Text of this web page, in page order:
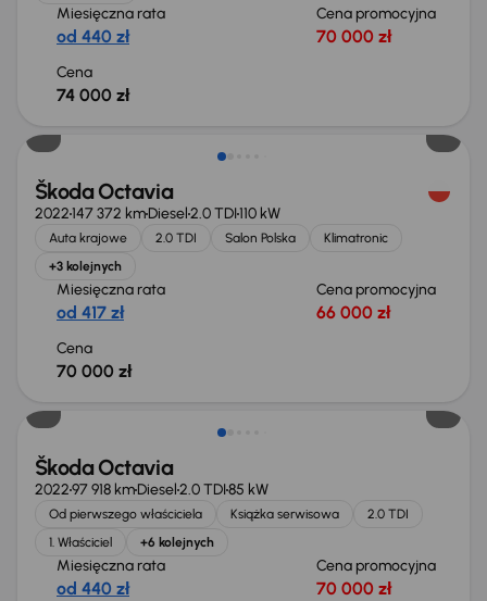
Miesięczna rata
od 440 zł
Cena promocyjna
70 000 zł
Cena
74 000 zł
Škoda Octavia
2022147 372 kmDiesel2.0 TDI110 kW
Auta krajowe 2.0 TDI Salon Polska
Klimatronic
+3 kolejnych
Miesięczna rata
od 417 zł
Cena promocyjna
66 000 zł
Cena
70 000 zł
Škoda Octavia
202297 918 kmDiesel2.0 TDI85 kW
Od pierwszego właściciela Książka serwisowa
2.0 TDI
1. Właściciel
+6 kolejnych
Miesięczna rata
od 440 zł
Cena promocyjna
70 000 zł